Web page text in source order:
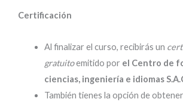
Certificación
Al finalizar el curso, recibirás un
gratuitoemitido por el Centro de
ciencias, ingeniería e idiomas
También tienes la opción de